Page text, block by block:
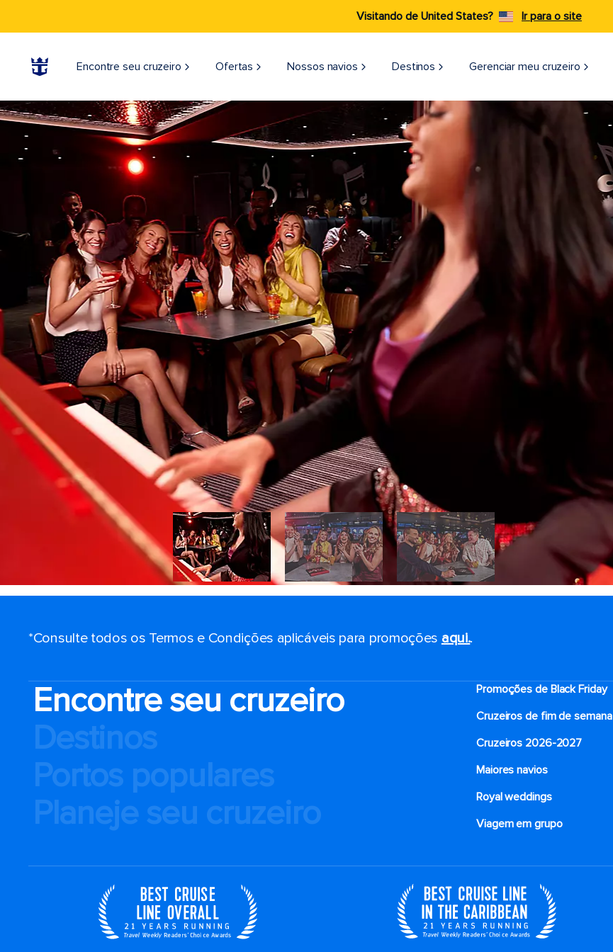
Visitando de United States? Ir para o site
Encontre seu cruzeiro Ofertas Nossos navios Destinos Gerenciar meu cruzeiro
*Consulte todos os Termos e Condições aplicáveis ​​para promoções aqui..
Encontre seu cruzeiro
Destinos
Portos populares
Planeje seu cruzeiro
Promoções de Black Friday
Cruzeiros de fim de semana
Cruzeiros 2026-2027
Maiores navios
Royal weddings
Viagem em grupo